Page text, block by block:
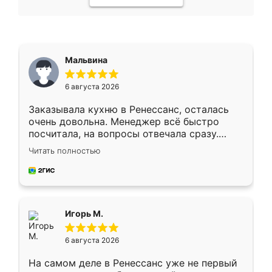
Мальвина
6 августа 2026
Заказывала кухню в Ренессанс, осталась
очень довольна. Менеджер всё быстро
посчитала, на вопросы отвечала сразу.
Замерщик приехал в субботу, подошёл к
делу со всей ответственностью. Собрали
за день, ребята работали аккуратно, даже
Читать полностью
Игорь М.
6 августа 2026
На самом деле в Ренессанс уже не первый